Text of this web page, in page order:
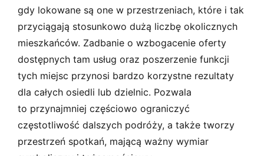
gdy lokowane są one w przestrzeniach, które i tak
przyciągają stosunkowo dużą liczbę okolicznych
mieszkańców. Zadbanie o wzbogacenie oferty
dostępnych tam usług oraz poszerzenie funkcji
tych miejsc przynosi bardzo korzystne rezultaty
dla całych osiedli lub dzielnic. Pozwala
to przynajmniej częściowo ograniczyć
częstotliwość dalszych podróży, a także tworzy
przestrzeń spotkań, mającą ważny wymiar